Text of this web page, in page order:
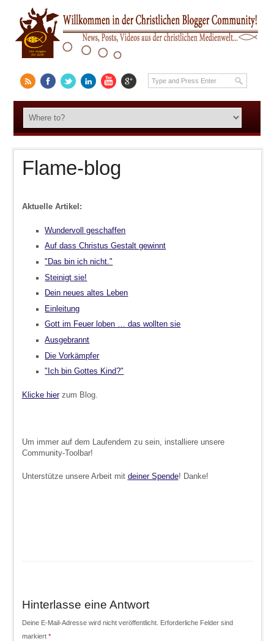
Flame-blog
Aktuelle Artikel:
Wundervoll geschaffen
Auf dass Christus Gestalt gewinnt
"Das bin ich nicht."
Steinigt sie!
Dein neues altes Leben
Einleitung
Gott im Feuer loben … das wollten sie
Ausgebrannt
Die Vorkämpfer
"Ich bin Gottes Kind?"
Klicke hierzum Blog.
Um immer auf dem Laufendem zu sein, installiere unsere
Community-Toolbar!
Unterstütze unsere Arbeit mit deiner Spende! Danke!
Hinterlasse eine Antwort
Deine E-Mail-Adresse wird nicht veröffentlicht. Erforderliche Felder sind
markiert *